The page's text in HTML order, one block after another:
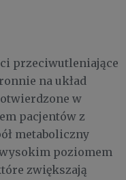
przeciwutleniające
na układ
w
pacjentów z
metaboliczny
poziomem
zwiększają